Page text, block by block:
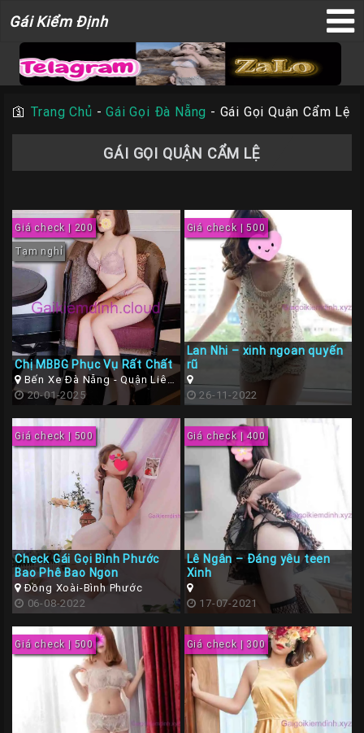
Gái Kiểm Định
Gái
Định
×
TRANG
Hệ
Đăng
Bài
Gọi
Sài
Gòn
Gái
Gọi
Đà
Nẵng
Gọi
Các
TP
Miền
Nam
Các
🛐 Trang Chủ -Gái Gọi Đà Nẵng - Gái Gọi Quận Cẩm Lệ
GÁI GỌI QUẬN CẨM LỆ
Giá check | 200
Tạm nghỉ
Chị MBBG Phục Vụ Rất Chất
Bến Xe Đà Nẵng - Quận Liên
Chiểu
20-01-2025
Giá check | 500
Lan Nhi – xinh ngoan quyến
rũ
26-11-2022
Giá check | 500
Check Gái Gọi Bình Phước
Bao Phê Bao Ngon
Đồng Xoài-Bình Phước
06-08-2022
Giá check | 400
Lê Ngân – Đáng yêu teen
Xinh
17-07-2021
Giá check | 500 Giá check | 300